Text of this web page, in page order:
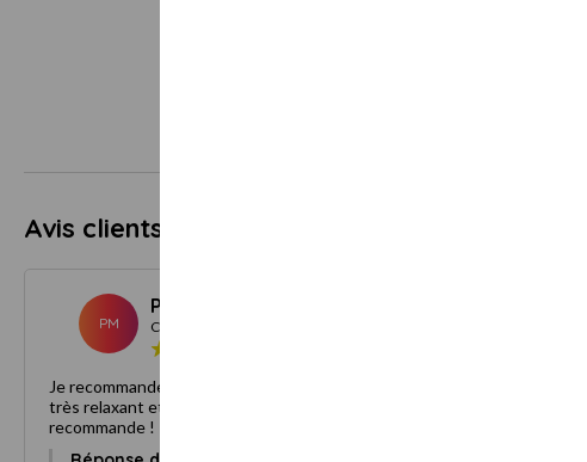
Avis clients
PM
Pierre M.
Client
Je recommande. Accueil chaleureux et massage corps une heure
très relaxant et professionnel . Super spa sur Aix les bains , je le
recommande !